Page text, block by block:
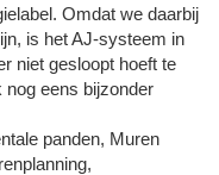
Omdat we daarbij
is het AJ-systeem in
niet gesloopt hoeft te
eens bijzonder
panden, Muren